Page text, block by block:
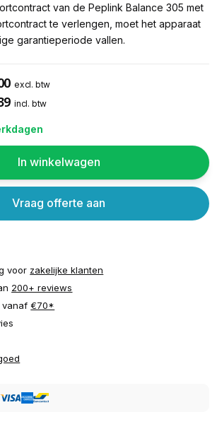
van de Peplink Balance 305 met
te verlengen, moet het apparaat
garantieperiode vallen.
excl. btw
incl. btw
In winkelwagen
Vraag offerte aan
voor zakelijke klanten
200+ reviews
vanaf€70*